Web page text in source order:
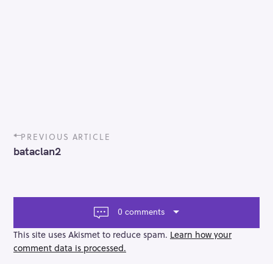
P
o
s
a
g
a
t
PREVIOUS ARTICLE
bataclan2
0 comments
This site uses Akismet to reduce spam. Learn how your
comment data is processed.